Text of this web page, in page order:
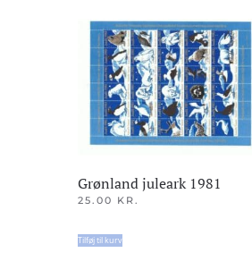
Grønland juleark 1981
25.00 KR.
Tilføj til kurv